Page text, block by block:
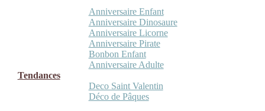
Anniversaire Enfant
Anniversaire Dinosaure
Anniversaire Licorne
Anniversaire Pirate
Bonbon Enfant
Anniversaire Adulte
Tendances
Deco Saint Valentin
Déco de Pâques